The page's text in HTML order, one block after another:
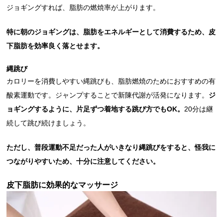
ジョギングすれば、脂肪の燃焼率が上がります。
特に朝のジョギングは、脂肪をエネルギーとして消費するため、皮
下脂肪を効率良く落とせます。
縄跳び
カロリーを消費しやすい縄跳びも、脂肪燃焼のためにおすすめの有
酸素運動です。ジャンプすることで新陳代謝が活発になります。 ジ
ョギングするように、片足ずつ着地する跳び方でもOK。 20分は継
続して跳び続けましょう。
ただし、普段運動不足だった人がいきなり縄跳びをすると、怪我に
つながりやすいため、十分に注意してください。
皮下脂肪に効果的なマッサージ